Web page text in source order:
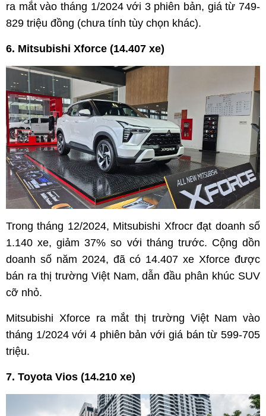
ra mắt vào tháng 1/2024 với 3 phiên bản, giá từ 749-
829 triệu đồng (chưa tính tùy chọn khác).
6. Mitsubishi Xforce (14.407 xe)
Trong tháng 12/2024, Mitsubishi Xfrocr đạt doanh số
1.140 xe, giảm 37% so với tháng trước. Cộng dồn
doanh số năm 2024, đã có 14.407 xe Xforce được
bán ra thị trường Việt Nam, dẫn đầu phân khúc SUV
cỡ nhỏ.
Mitsubishi Xforce ra mắt thị trường Việt Nam vào
tháng 1/2024 với 4 phiên bản với giá bán từ 599-705
triệu.
7. Toyota Vios (14.210 xe)